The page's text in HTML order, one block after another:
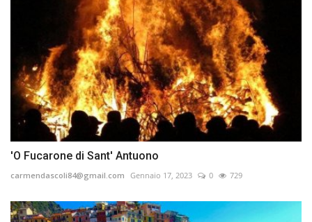
'O Fucarone di Sant' Antuono
carmendascoli84@gmail.com Gennaio 17, 2023 0 729